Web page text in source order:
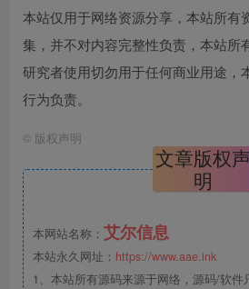
本站仅用于网络资源分享，本站所有
集，并不对内容完整性负责，本站所
研究者使用切勿用于任何商业用途，
行为负责。
© 版权声明
文章版权声
明
本网站名称： 艾尔信息
本站永久网址： https://www.aae.ink
1、本站所有源码来源于网络，源码/软件